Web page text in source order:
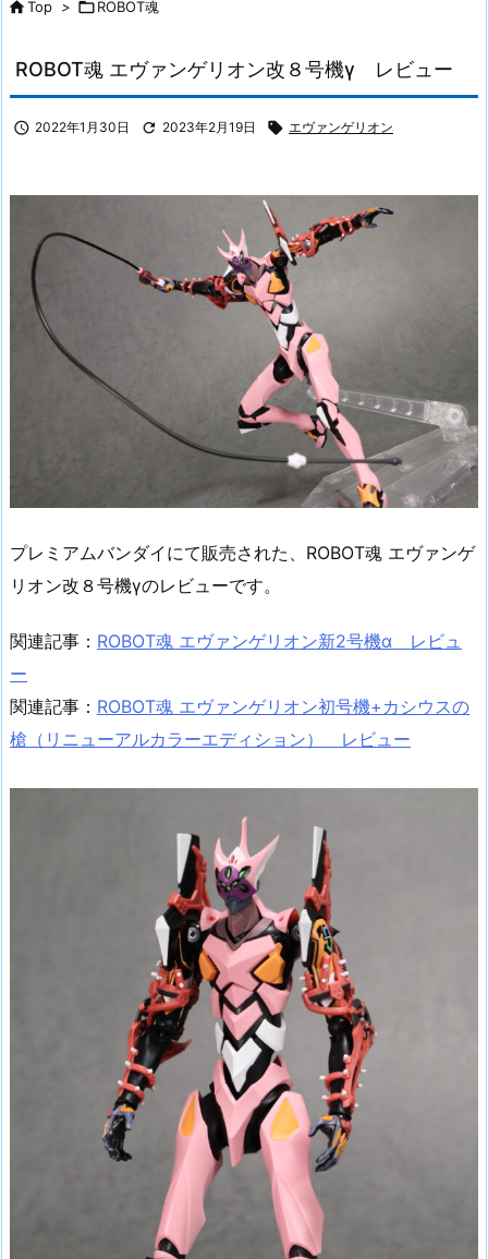
Top > ROBOT魂
ROBOT魂 エヴァンゲリオン改８号機γ レビュー
 2022年1月30日  2023年2月19日  エヴァンゲリオン
プレミアムバンダイにて販売された、ROBOT魂 エヴァンゲ
リオン改８号機γのレビューです。
関連記事： ROBOT魂 エヴァンゲリオン新2号機α レビュ
ー
関連記事： ROBOT魂 エヴァンゲリオン初号機+カシウスの
槍（リニューアルカラーエディション） レビュー